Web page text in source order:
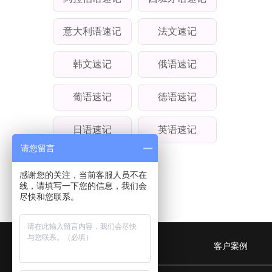
意大利语速记 法文速记
韩文速记 俄语速记
葡语速记 德语速记
日语速记 英语速记
客户案例
请您留言
感谢您的关注，当前客服人员不在
线，请填写一下您的信息，我们会
尽快和您联系。